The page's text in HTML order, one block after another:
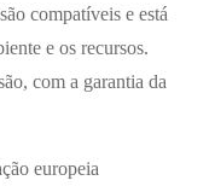
compatíveis e está
e os recursos.
com a garantia da
europeia